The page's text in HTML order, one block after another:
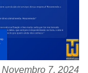
Novembro 7, 2024